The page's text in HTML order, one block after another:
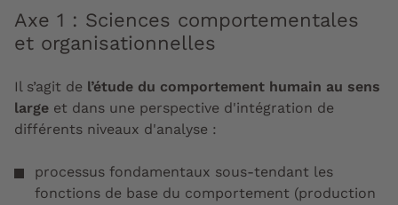
Axe 1 : Sciences comportementales
et organisationnelles
Il s’agit de l’étude du comportement humain au sens
large et dans une perspective d'intégration de
différents niveaux d'analyse :
processus fondamentaux sous-tendant les
fonctions de base du comportement (production